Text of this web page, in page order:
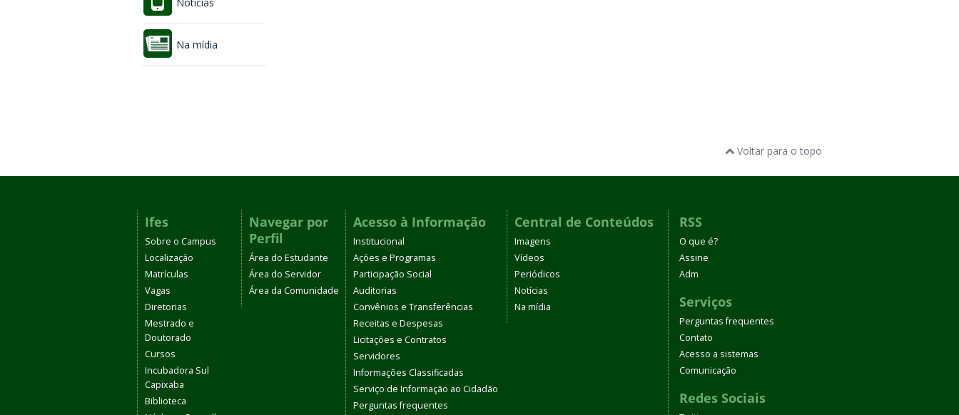
Notícias
Na mídia
Voltar para o topo
Ifes
Sobre o Campus
Localização
Matrículas
Vagas
Diretorias
Mestrado e
Doutorado
Cursos
Incubadora Sul
Capixaba
Biblioteca
Navegar por
Perfil
Área do Estudante
Área do Servidor
Área da Comunidade
Acesso à Informação
Institucional
Ações e Programas
Participação Social
Auditorias
Convênios e Transferências
Receitas e Despesas
Licitações e Contratos
Servidores
Informações Classificadas
Serviço de Informação ao Cidadão
Perguntas frequentes
Central de Conteúdos
Imagens
Vídeos
Periódicos
Notícias
Na mídia
RSS
O que é?
Assine
Adm
Serviços
Perguntas frequentes
Contato
Acesso a sistemas
Comunicação
Redes Sociais